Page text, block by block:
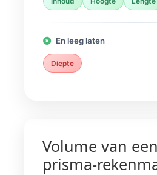
En leeg laten
Diepte
Volume van
prisma-